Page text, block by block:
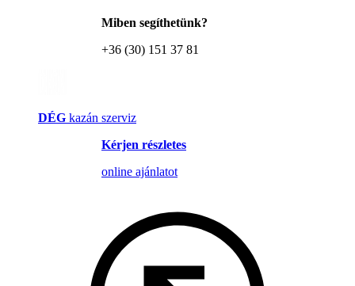
Miben segíthetünk?
+36 (30) 151 37 81
DÉG kazán szerviz
Kérjen részletes
online ajánlatot